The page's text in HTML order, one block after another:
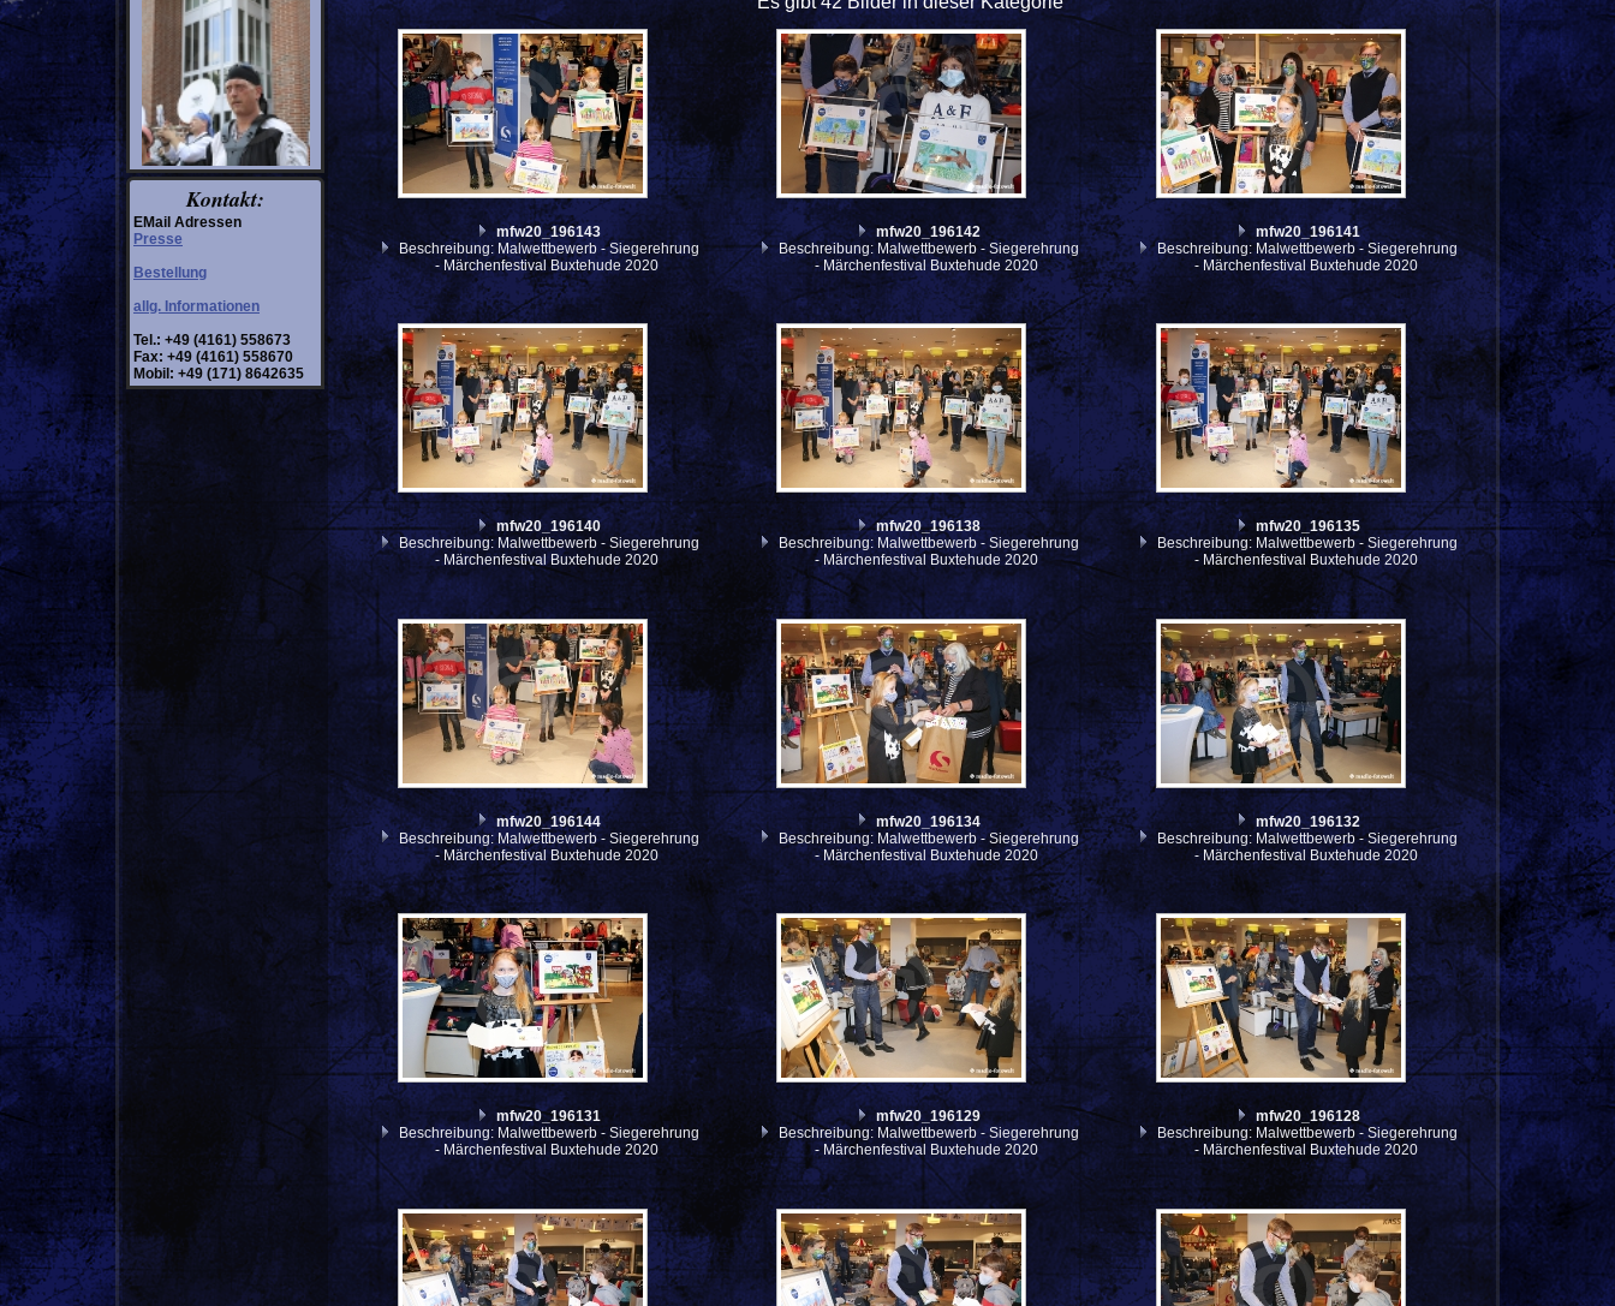
Kontakt:
EMail Adressen
Presse
Bestellung
allg. Informationen
Tel.: +49 (4161) 558673
Fax: +49 (4161) 558670
Mobil: +49 (171) 8642635
mfw20_196143
Beschreibung: Malwettbewerb - Siegerehrung
- Märchenfestival Buxtehude 2020
mfw20_196142
Beschreibung: Malwettbewerb - Siegerehrung
- Märchenfestival Buxtehude 2020
mfw20_196141
Beschreibung: Malwettbewerb - Siegerehrung
- Märchenfestival Buxtehude 2020
mfw20_196140
Beschreibung: Malwettbewerb - Siegerehrung
- Märchenfestival Buxtehude 2020
mfw20_196138
Beschreibung: Malwettbewerb - Siegerehrung
- Märchenfestival Buxtehude 2020
mfw20_196135
Beschreibung: Malwettbewerb - Siegerehrung
- Märchenfestival Buxtehude 2020
mfw20_196144
Beschreibung: Malwettbewerb - Siegerehrung
- Märchenfestival Buxtehude 2020
mfw20_196134
Beschreibung: Malwettbewerb - Siegerehrung
- Märchenfestival Buxtehude 2020
mfw20_196132
Beschreibung: Malwettbewerb - Siegerehrung
- Märchenfestival Buxtehude 2020
mfw20_196131
Beschreibung: Malwettbewerb - Siegerehrung
- Märchenfestival Buxtehude 2020
mfw20_196129
Beschreibung: Malwettbewerb - Siegerehrung
- Märchenfestival Buxtehude 2020
mfw20_196128
Beschreibung: Malwettbewerb - Siegerehrung
- Märchenfestival Buxtehude 2020